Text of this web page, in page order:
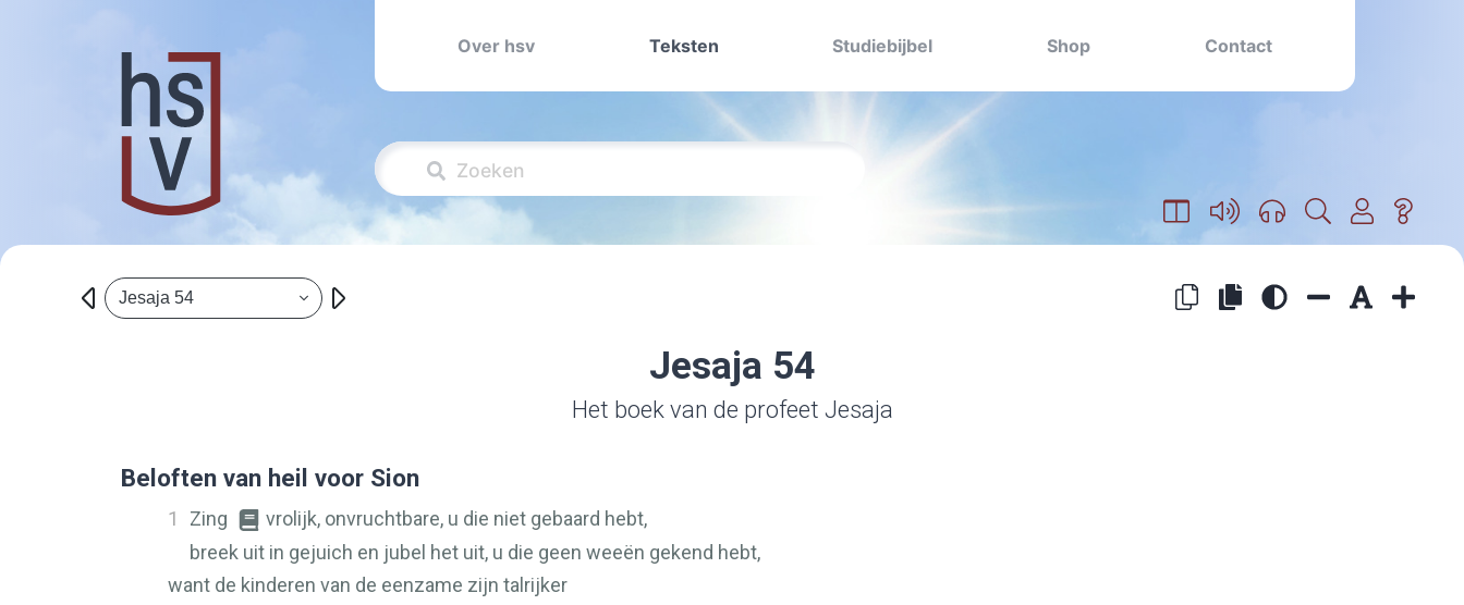
Over hsv Teksten Studiebijbel Shop Contact
Jesaja 54
Jesaja 54
Het boek van de profeet Jesaja
Beloften van heil voor Sion
1 Zing
vrolijk, onvruchtbare, u die niet gebaard hebt,
breek uit in gejuich en jubel het uit, u die geen weeën gekend hebt,
want de kinderen van de eenzame zijn talrijker